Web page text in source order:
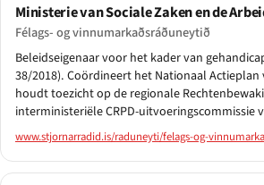
Ministerie van Sociale Zaken en de
Félags- og vinnumarkaðsráðuneytið
Beleidseigenaar voor het kader van
38/2018). Coördineert het Nationaal Actieplan
houdt toezicht op de regionale
interministeriële CRPD-uitvoeringscommissie
www.stjornarradid.is/raduneyti/felags-og-